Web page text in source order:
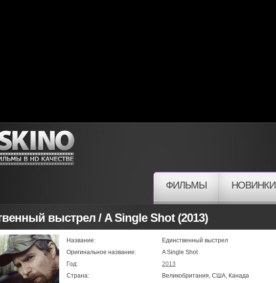
ФИЛЬМЫ НОВИНКИ
выстрел / A Single Shot (2013)
Название:
Единственный выстрел
Оригинальное название:
A Single Shot
Год:
2013
Страна:
Великобритания, США, Канада